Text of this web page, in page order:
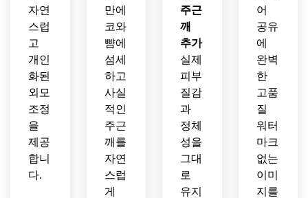
자연
스럽
고
개인
화된
외모
조정
을
제공
합니
다.
만에
코와
뺨에
섬세
하고
사실
적인
주근
깨를
자연
스럽
게
주근
깨
추가
실제
피부
질감
과
정체
성을
그대
로
유지
어
공유
에
완벽
한
고품
질
워터
마크
없는
이미
지를